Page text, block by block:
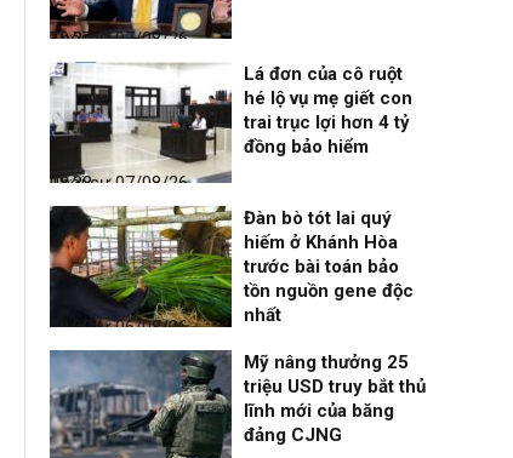
Thời sự
07/08/26, 10:27
Thời sự
07/08/26, 08:38
Lá đơn của cô ruột
hé lộ vụ mẹ giết con
trai trục lợi hơn 4 tỷ
đồng bảo hiểm
Thời sự
06/08/26, 19:09
Đàn bò tót lai quý
hiếm ở Khánh Hòa
trước bài toán bảo
tồn nguồn gene độc
nhất
Mỹ nâng thưởng 25
triệu USD truy bắt thủ
lĩnh mới của băng
đảng CJNG